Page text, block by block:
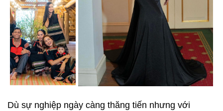
Dù sự nghiệp ngày càng thăng tiến nhưng với